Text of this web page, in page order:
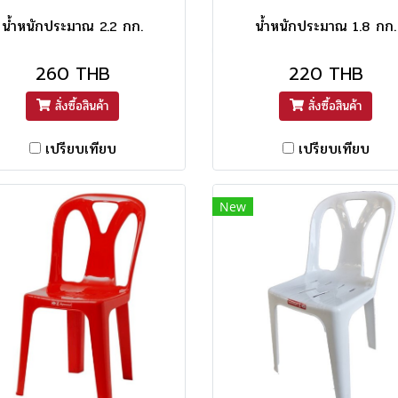
น้ำหนักประมาณ 2.2 กก.
260 THB
สั่งซื้อสินค้า
เปรียบเทียบ
น้ำหนักประมาณ 1.8 กก.
220 THB
สั่งซื้อสินค้า
เปรียบเทียบ
New